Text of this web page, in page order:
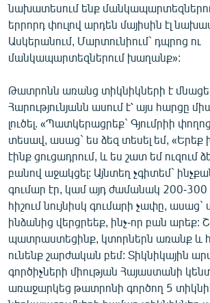
նախատեսում ենք
երրորդ փուլով արդեն մայիսին էլ
Ասկերանում, Մարտունիում` դպրոց ու
մանկապարտեզներում խաղանք»:
Թատրոնն առանց տիկնիկների է
Հարությունյանն ասում է՝ այս հարցը
լուծել. «Պատկերացրեք` Գյումրիի
տեսավ, ասաց` ես ձեզ տեսել եմ, «Երեք
էինք ցուցադրում, և ես շատ եմ ուզում
բանով աջակցել: Այնտեղ չգիտեմ`
գումար էր, կամ այդ ժամանակ 200-300
հիշում նույնիսկ գումարի չափը,
ինձանից վերցրեեք, ինչ-որ բան արեք:
պատրաստեցինք, կտորներն առանք և
ունենք շարժական բեմ: Տիկնիկային
գործիչների միության Հայաստանի
առաջարկեց թատրոնի գործող 5